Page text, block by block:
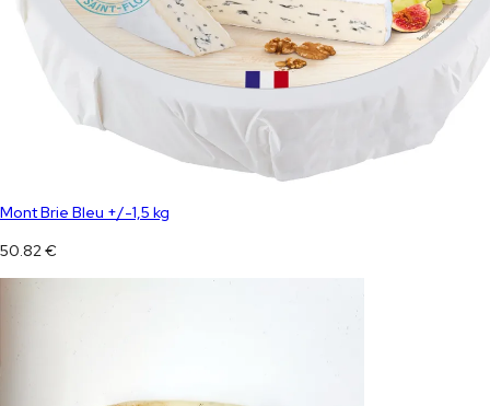
Mont Brie Bleu +/-1,5 kg
50.82€